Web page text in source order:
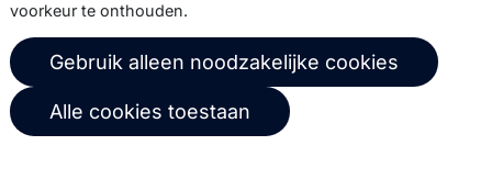
© 2026 Copernica B.V.
Algemene voorwaarden
Privacybeleid
Gebruikersovereenkomst
voorkeur te onthouden.
Gebruik alleen noodzakelijke cookies
Alle cookies toestaan